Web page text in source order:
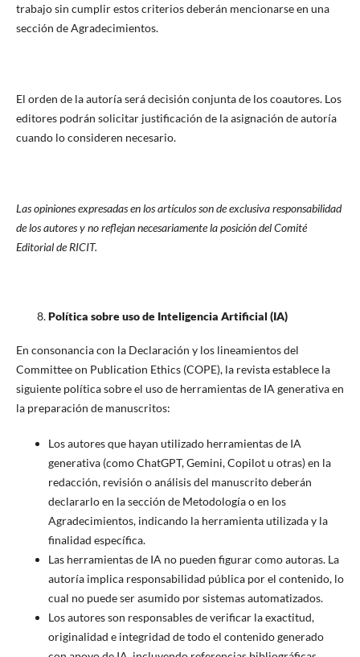
trabajo sin cumplir estos criterios deberán mencionarse en una
sección de Agradecimientos.
El orden de la autoría será decisión conjunta de los coautores. Los
editores podrán solicitar justificación de la asignación de autoría
cuando lo consideren necesario.
Las opiniones expresadas en los artículos son de exclusiva responsabilidad
de los autores y no reflejan necesariamente la posición del Comité
Editorial de RICIT.
Política sobre uso de Inteligencia Artificial (IA)
En consonancia con la Declaración y los lineamientos del
Committee on Publication Ethics (COPE), la revista establece la
siguiente política sobre el uso de herramientas de IA generativa en
la preparación de manuscritos:
Los autores que hayan utilizado herramientas de IA
generativa (como ChatGPT, Gemini, Copilot u otras) en la
redacción, revisión o análisis del manuscrito deberán
declararlo en la sección de Metodología o en los
Agradecimientos, indicando la herramienta utilizada y la
finalidad específica.
Las herramientas de IA no pueden figurar como autoras. La
autoría implica responsabilidad pública por el contenido, lo
cual no puede ser asumido por sistemas automatizados.
Los autores son responsables de verificar la exactitud,
originalidad e integridad de todo el contenido generado